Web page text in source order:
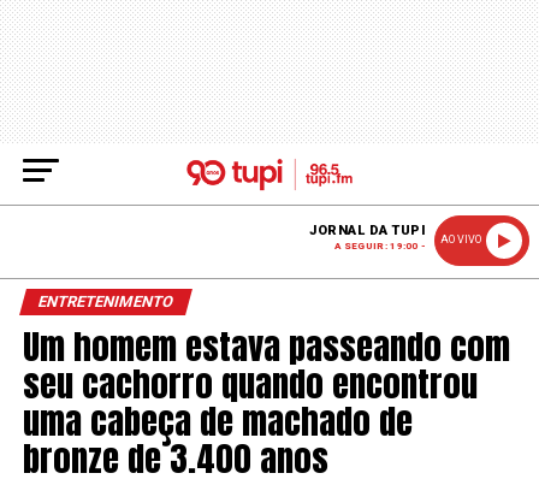
JORNAL DA TUPI
A SEGUIR: 19:00 -
AO VIVO
ENTRETENIMENTO
Um homem estava passeando com
seu cachorro quando encontrou
uma cabeça de machado de
bronze de 3.400 anos